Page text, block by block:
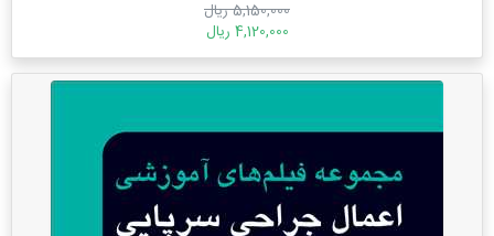
5,150,000 ریال
4,120,000 ریال